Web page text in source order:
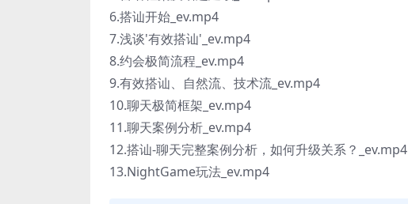
6.搭讪开始_ev.mp4
7.浅谈'有效搭讪'_ev.mp4
8.约会极简流程_ev.mp4
9.有效搭讪、自然流、技术流_ev.mp4
10.聊天极简框架_ev.mp4
11.聊天案例分析_ev.mp4
12.搭讪-聊天完整案例分析，如何升级关系？_ev.mp4
13.NightGame玩法_ev.mp4